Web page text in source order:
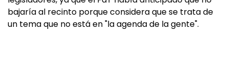
bajaría al recinto porque considera que se trata de
un tema que no está en "la agenda de la gente".